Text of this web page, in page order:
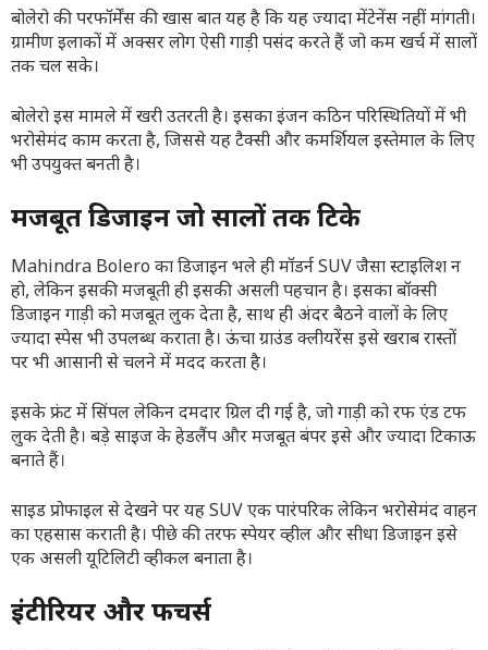
बोलेरो की परफॉर्मेंस की खास बात यह है कि यह ज्यादा मेंटेनेंस नहीं मांगती।
ग्रामीण इलाकों में अक्सर लोग ऐसी गाड़ी पसंद करते हैं जो कम खर्च में सालों
तक चल सके।
बोलेरो इस मामले में खरी उतरती है। इसका इंजन कठिन परिस्थितियों में भी
भरोसेमंद काम करता है, जिससे यह टैक्सी और कमर्शियल इस्तेमाल के लिए
भी उपयुक्त बनती है।
मजबूत डिजाइन जो सालों तक टिके
Mahindra Bolero का डिजाइन भले ही मॉडर्न SUV जैसा स्टाइलिश न
हो, लेकिन इसकी मजबूती ही इसकी असली पहचान है। इसका बॉक्सी
डिजाइन गाड़ी को मजबूत लुक देता है, साथ ही अंदर बैठने वालों के लिए
ज्यादा स्पेस भी उपलब्ध कराता है। ऊंचा ग्राउंड क्लीयरेंस इसे खराब रास्तों
पर भी आसानी से चलने में मदद करता है।
इसके फ्रंट में सिंपल लेकिन दमदार ग्रिल दी गई है, जो गाड़ी को रफ एंड टफ
लुक देती है। बड़े साइज के हेडलैंप और मजबूत बंपर इसे और ज्यादा टिकाऊ
बनाते हैं।
साइड प्रोफाइल से देखने पर यह SUV एक पारंपरिक लेकिन भरोसेमंद वाहन
का एहसास कराती है। पीछे की तरफ स्पेयर व्हील और सीधा डिजाइन इसे
एक असली यूटिलिटी व्हीकल बनाता है।
इंटीरियर और फीचर्स